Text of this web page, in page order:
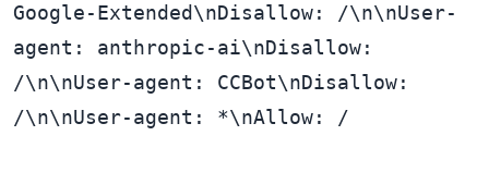
Google-Extended\nDisallow: /\n\nUser-
agent: anthropic-ai\nDisallow:
/\n\nUser-agent: CCBot\nDisallow:
/\n\nUser-agent: *\nAllow: /